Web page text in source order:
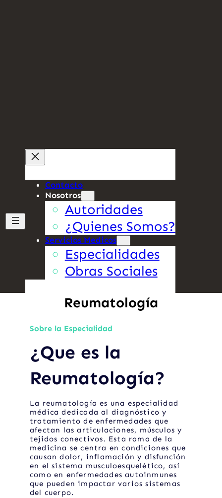
Contacto
Nosotros
Autoridades
¿Quienes Somos?
Servicios Medicos
Especialidades
Obras Sociales
Reumatología
Sobre la Especialidad
¿Que es la
Reumatología?
La reumatología es una especialidad
médica dedicada al diagnóstico y
tratamiento de enfermedades que
afectan las articulaciones, músculos y
tejidos conectivos. Esta rama de la
medicina se centra en condiciones que
causan dolor, inflamación y disfunción
en el sistema musculoesquelético, así
como en enfermedades autoinmunes
que pueden impactar varios sistemas
del cuerpo.